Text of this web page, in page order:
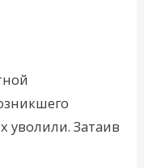
уволили. Затаив